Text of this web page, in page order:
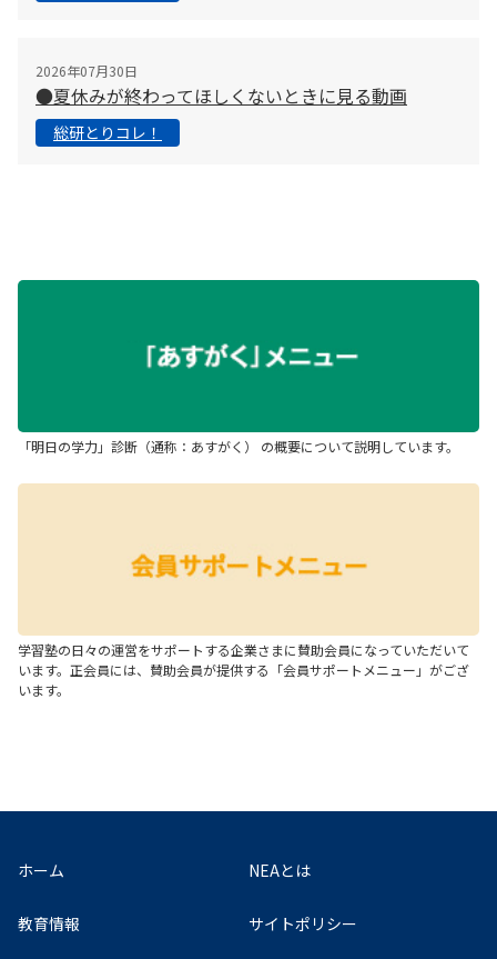
2026年07月30日
●夏休みが終わってほしくないときに見る動画
総研とりコレ！
「明日の学力」診断（通称：あすがく） の概要について説明しています。
学習塾の日々の運営をサポートする企業さまに賛助会員になっていただいて
います。正会員には、賛助会員が提供する「会員サポートメニュー」がござ
います。
ホーム NEAとは
教育情報 サイトポリシー